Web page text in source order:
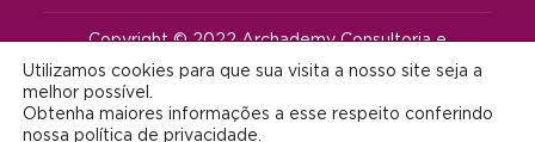
Copyright © 2022 Archademy Consultoria e
reservados |contato@archademy.com.br |
Desenvolvido por:
Utilizamos cookies para que sua visita a nosso site seja a
melhor possível.
Obtenha maiores informações a esse respeito conferindo
nossa política de privacidade